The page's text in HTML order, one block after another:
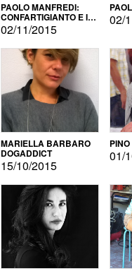
PAOLO MANFREDI:
CONFARTIGIANTO E IL
SONDAGGIO
02/11/2015
02/
MARIELLA BARBARO
DOGADDICT
15/10/2015
01/